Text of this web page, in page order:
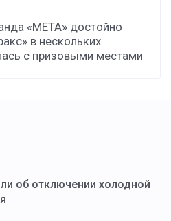
«МЕТА» достойно
в нескольких
с призовыми местами
об отключении холодной